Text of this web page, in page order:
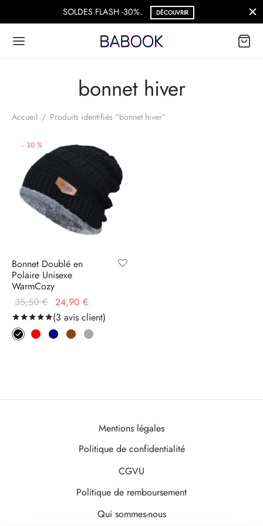
SOLDES FLASH -30%. DÉCOUVRIR
bonnet hiver
Accueil / Produits identifiés “bonnet hiver”
- 30 %
Bonnet Doublé en
Polaire Unisexe
WarmCozy
35,50€
Le prix
initial
était :
24,90 €
actuel
est :
Notésur 5 basé sur
(3 avis client)
Mentions légales
Politique de confidentialité
CGVU
Politique de remboursement
Qui sommes-nous